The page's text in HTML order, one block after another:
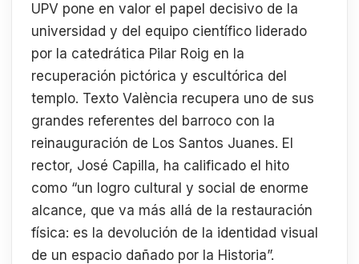
UPV pone en valor el papel decisivo de la
universidad y del equipo científico liderado
por la catedrática Pilar Roig en la
recuperación pictórica y escultórica del
templo. Texto València recupera uno de sus
grandes referentes del barroco con la
reinauguración de Los Santos Juanes. El
rector, José Capilla, ha calificado el hito
como “un logro cultural y social de enorme
alcance, que va más allá de la restauración
física: es la devolución de la identidad visual
de un espacio dañado por la Historia”.